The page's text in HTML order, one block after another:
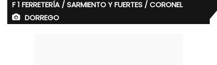
F 1 FERRETERÍA / SARMIENTO Y FUERTES / CORONEL
DORREGO